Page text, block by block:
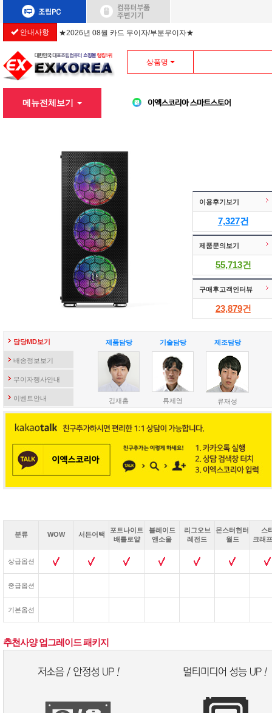
안내사항 ★2026년 08월 카드 무이자/부분무이자★
상품명
메뉴전체보기
이용후기보기
7,327건
제품문의보기
55,713건
구매후고객인터뷰
23,879건
담당MD보기
배송정보보기
무이자행사안내
이벤트안내
제품담당
김재홍
기술담당
류제영
제조담당
류재성
분류 WOW 서든어택
포트나이트
배틀로얄
블레이드
앤소울
리그오브
레전드
몬스터헌터
월드
스
크래
상급옵션
중급옵션
기본옵션
추천사양 업그레이드 패키지